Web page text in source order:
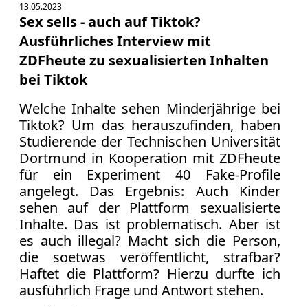
13.05.2023
Sex sells - auch auf Tiktok?
Ausführliches Interview mit
ZDFheute zu sexualisierten Inhalten
bei Tiktok
Welche Inhalte sehen Minderjährige bei
Tiktok? Um das herauszufinden, haben
Studierende der Technischen Universität
Dortmund in Kooperation mit ZDFheute
für ein Experiment 40 Fake-Profile
angelegt. Das Ergebnis: Auch Kinder
sehen auf der Plattform sexualisierte
Inhalte. Das ist problematisch. Aber ist
es auch illegal? Macht sich die Person,
die soetwas veröffentlicht, strafbar?
Haftet die Plattform? Hierzu durfte ich
ausführlich Frage und Antwort stehen.